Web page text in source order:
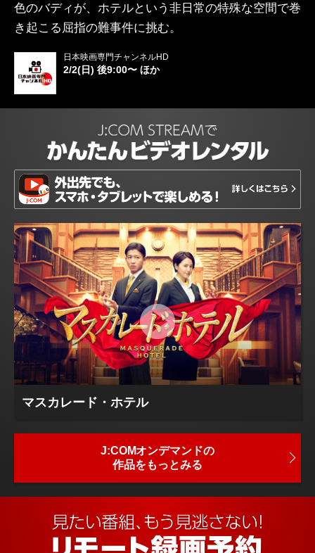
色のバディが、ホテルという非日常の特殊な空間で巻
き起こる屈指の難事件に挑む。
日本映画専門チャンネルHD
2/2(日) 後9:00〜 ほか
マスカレード・ホテル
J:COMオンデマンドの
作品をもっとみる